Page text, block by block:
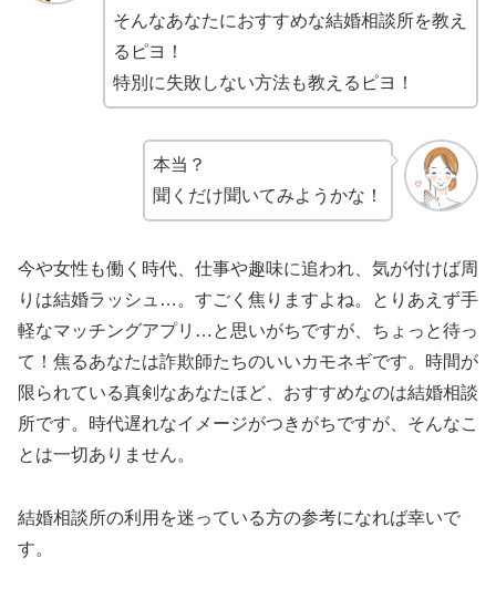
そんなあなたにおすすめな結婚相談所を教え
るピヨ！
特別に失敗しない方法も教えるピヨ！
本当？
聞くだけ聞いてみようかな！
今や女性も働く時代、仕事や趣味に追われ、気が付けば周
りは結婚ラッシュ…。すごく焦りますよね。とりあえず手
軽なマッチングアプリ…と思いがちですが、ちょっと待っ
て！焦るあなたは詐欺師たちのいいカモネギです。時間が
限られている真剣なあなたほど、おすすめなのは結婚相談
所です。時代遅れなイメージがつきがちですが、そんなこ
とは一切ありません。
結婚相談所の利用を迷っている方の参考になれば幸いで
す。